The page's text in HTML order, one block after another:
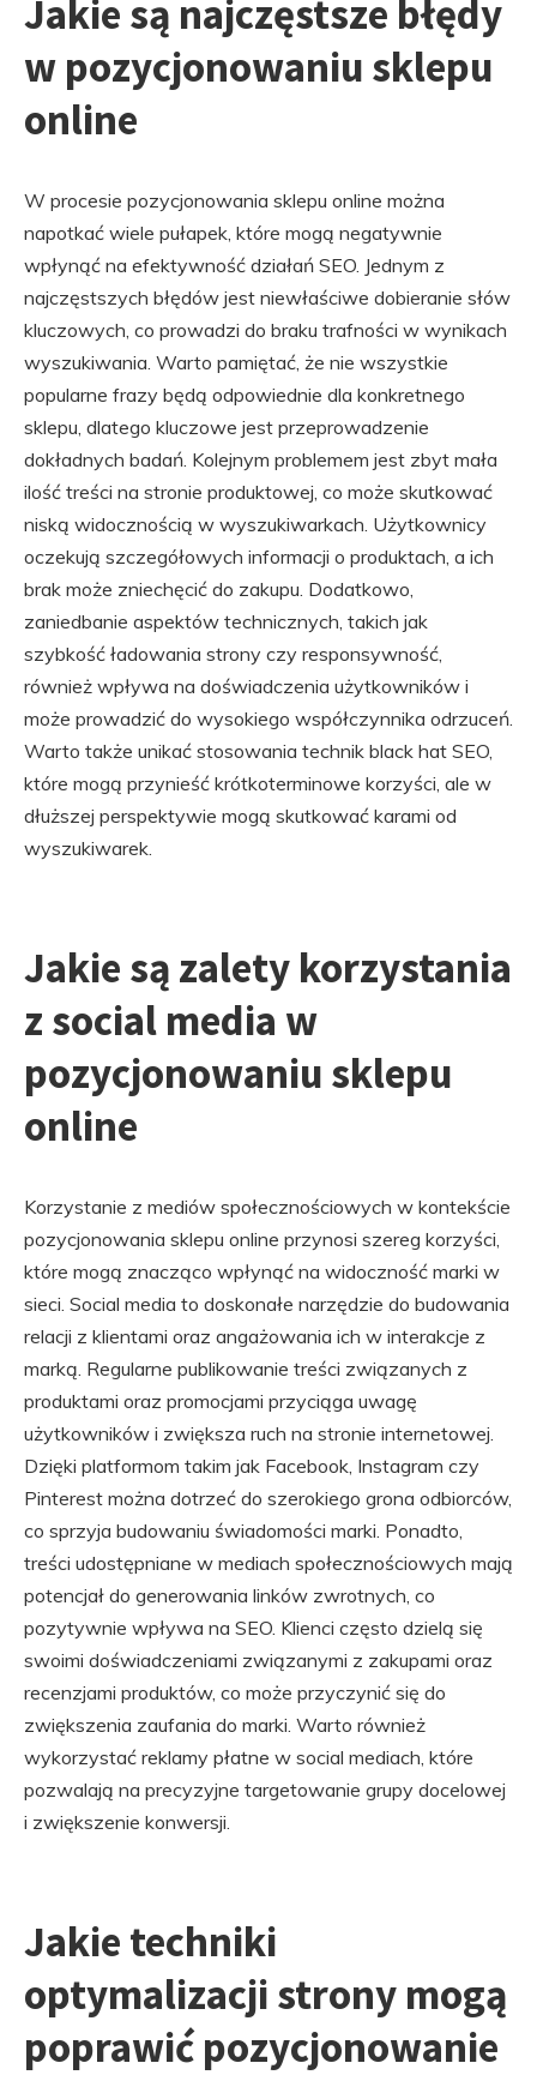
Jakie są najczęstsze błędy
w pozycjonowaniu sklepu
online
W procesie pozycjonowania sklepu online można
napotkać wiele pułapek, które mogą negatywnie
wpłynąć na efektywność działań SEO. Jednym z
najczęstszych błędów jest niewłaściwe dobieranie słów
kluczowych, co prowadzi do braku trafności w wynikach
wyszukiwania. Warto pamiętać, że nie wszystkie
popularne frazy będą odpowiednie dla konkretnego
sklepu, dlatego kluczowe jest przeprowadzenie
dokładnych badań. Kolejnym problemem jest zbyt mała
ilość treści na stronie produktowej, co może skutkować
niską widocznością w wyszukiwarkach. Użytkownicy
oczekują szczegółowych informacji o produktach, a ich
brak może zniechęcić do zakupu. Dodatkowo,
zaniedbanie aspektów technicznych, takich jak
szybkość ładowania strony czy responsywność,
również wpływa na doświadczenia użytkowników i
może prowadzić do wysokiego współczynnika odrzuceń.
Warto także unikać stosowania technik black hat SEO,
które mogą przynieść krótkoterminowe korzyści, ale w
dłuższej perspektywie mogą skutkować karami od
wyszukiwarek.
Jakie są zalety korzystania
z social media w
pozycjonowaniu sklepu
online
Korzystanie z mediów społecznościowych w kontekście
pozycjonowania sklepu online przynosi szereg korzyści,
które mogą znacząco wpłynąć na widoczność marki w
sieci. Social media to doskonałe narzędzie do budowania
relacji z klientami oraz angażowania ich w interakcje z
marką. Regularne publikowanie treści związanych z
produktami oraz promocjami przyciąga uwagę
użytkowników i zwiększa ruch na stronie internetowej.
Dzięki platformom takim jak Facebook, Instagram czy
Pinterest można dotrzeć do szerokiego grona odbiorców,
co sprzyja budowaniu świadomości marki. Ponadto,
treści udostępniane w mediach społecznościowych mają
potencjał do generowania linków zwrotnych, co
pozytywnie wpływa na SEO. Klienci często dzielą się
swoimi doświadczeniami związanymi z zakupami oraz
recenzjami produktów, co może przyczynić się do
zwiększenia zaufania do marki. Warto również
wykorzystać reklamy płatne w social mediach, które
pozwalają na precyzyjne targetowanie grupy docelowej
i zwiększenie konwersji.
Jakie techniki
optymalizacji strony mogą
poprawić pozycjonowanie